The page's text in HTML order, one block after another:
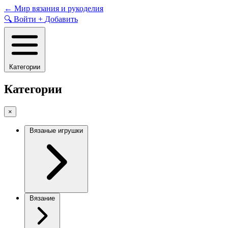
Skip
to
content
← Мир вязания и рукоделия
🔍 Войти + Добавить
Категории
Категории
×
Вязаные игрушки
Вязание